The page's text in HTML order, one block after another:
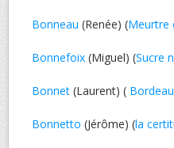
Bonneau (Renée) (Meurtre
Bonnefoix (Miguel) (Sucre
Bonnet (Laurent) (
Bonnetto (Jérôme) (la